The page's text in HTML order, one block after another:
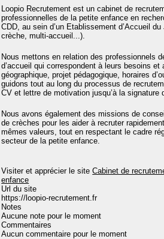
Loopio Recrutement est un cabinet de
professionnelles de la petite enfance en
CDD, au sein d’un Etablissement d’Accueil
crèche, multi-accueil...).
Nous mettons en relation des professionnels
d’accueil qui correspondent à leurs besoins
géographique, projet pédagogique, horaires
guidons tout au long du processus de
CV et lettre de motivation jusqu’à la signature
Nous avons également des missions de
de crèches pour les aider à recruter
mêmes valeurs, tout en respectant le cadre
secteur de la petite enfance.
Visiter et apprécier le siteCabinet de
enfance
Url du site
https://loopio-recrutement.fr
Notes
Aucune note pour le moment
Commentaires
Aucun commentaire pour le moment